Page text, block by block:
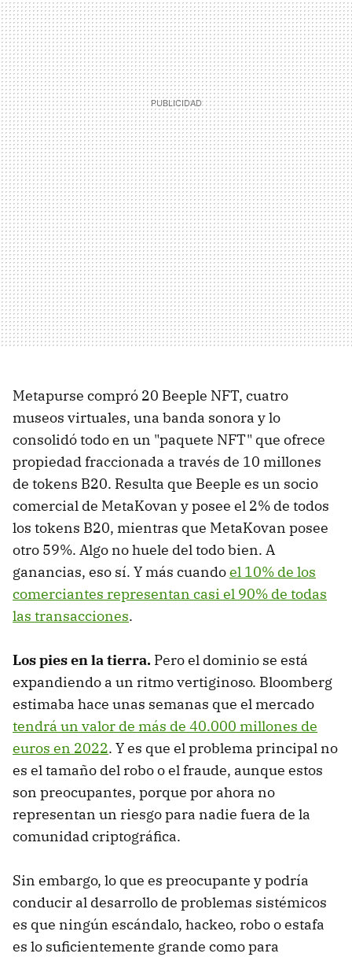
Metapurse compró 20 Beeple NFT, cuatro
museos virtuales, una banda sonora y lo
consolidó todo en un "paquete NFT" que ofrece
propiedad fraccionada a través de 10 millones
de tokens B20. Resulta que Beeple es un socio
comercial de MetaKovan y posee el 2% de todos
los tokens B20, mientras que MetaKovan posee
otro 59%. Algo no huele del todo bien. A
ganancias, eso sí. Y más cuandoel 10% de los
comerciantes representan casi el 90% de todas
las transacciones.
Los pies en la tierra. Pero el dominio se está
expandiendo a un ritmo vertiginoso. Bloomberg
estimaba hace unas semanas que el mercado
tendrá un valor de más de 40.000 millones de
euros en 2022. Y es que el problema principal no
es el tamaño del robo o el fraude, aunque estos
son preocupantes, porque por ahora no
representan un riesgo para nadie fuera de la
comunidad criptográfica.
Sin embargo, lo que es preocupante y podría
conducir al desarrollo de problemas sistémicos
es que ningún escándalo, hackeo, robo o estafa
es lo suficientemente grande como para